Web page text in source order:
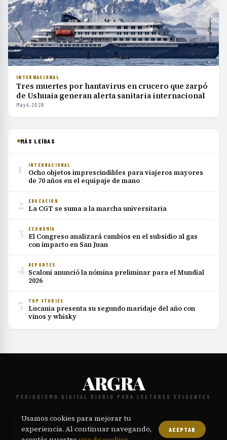
INTERNACIONAL
Tres muertes por hantavirus en crucero que zarpó
de Ushuaia generan alerta sanitaria internacional
May 4, 2026
MÁS LEÍDAS
1 INTERNACIONAL
Ocho objetos imprescindibles para viajeros mayores
de 70 años en el equipaje de mano
2 EDUCACIÓN
La CGT se suma a la marcha universitaria
3 ECONOMÍA
El Congreso analizará cambios en el subsidio al gas
con impacto en San Juan
4 DEPORTES
Scaloni anunció la nómina preliminar para el Mundial
2026
5 TOP STORIES
Lucania presenta su segundo maridaje del año con
vinos y whisky
ARGRA
PERIODISMO DIGITAL DIARIO PARA LECTORES EXIGENTES
TÉRMINOS · COOKIES
© 2026 ARGRA. Todos los derechos reservados.
Usamos cookies para mejorar tu
experiencia. Al continuar navegando,
ACEPTAR